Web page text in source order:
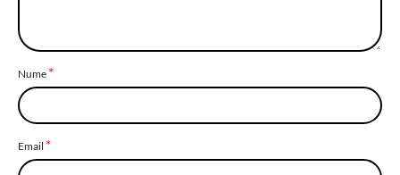
Nume *
Email *